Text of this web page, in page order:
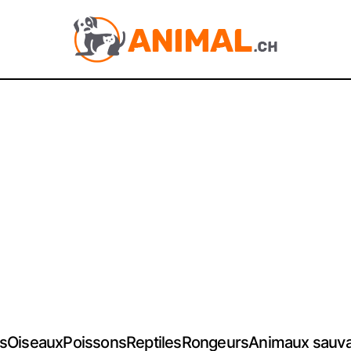
OiseauxPoissonsReptilesRongeursAnimaux